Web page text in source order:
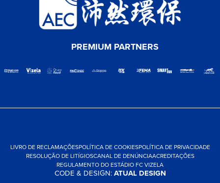
PREMIUM PARTNERS
LIVRO DE RECLAMAÇÕESPOLÍTICA DE COOKIESPOLÍTICA DE PRIVACIDADE
RESOLUÇÃO DE LITÍGIOSCANAL DE DENÚNCIAACREDITAÇÕES
REGULAMENTO DO ESTÁDIO FC VIZELA
CODE & DESIGN:ATUAL DESIGN